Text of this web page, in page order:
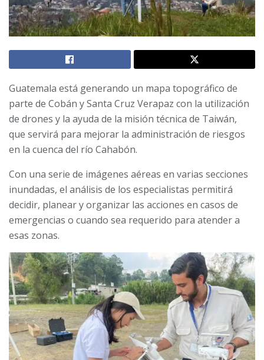
Guatemala está generando un mapa topográfico de
parte de Cobán y Santa Cruz Verapaz con la utilización
de drones y la ayuda de la misión técnica de Taiwán,
que servirá para mejorar la administración de riesgos
en la cuenca del río Cahabón.
Con una serie de imágenes aéreas en varias secciones
inundadas, el análisis de los especialistas permitirá
decidir, planear y organizar las acciones en casos de
emergencias o cuando sea requerido para atender a
esas zonas.